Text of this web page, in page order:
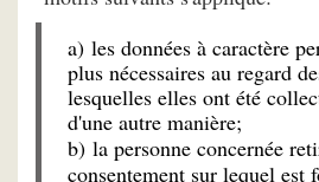
a) les données à caractère
plus nécessaires au regard
lesquelles elles ont été
d'une autre manière;
b) la personne concernée
consentement sur lequel est